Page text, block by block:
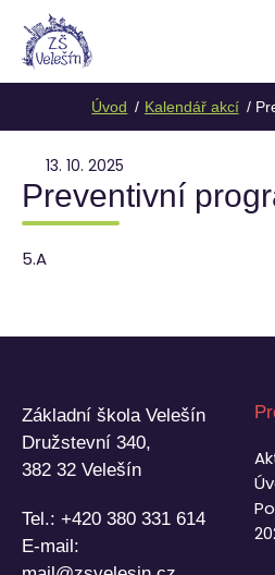
Úvod Kalendář akcí
13. 10. 2025
Preventivní
5.A
Základní škola Velešín
Družstevní 340,
382 32 Velešín
Tel.: +420 380 331 614
E-mail: